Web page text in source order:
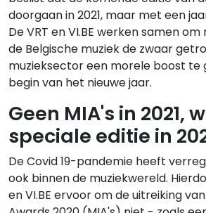
doorgaan in 2021, maar met een
De VRT en VI.BE werken samen
de Belgische muziek de zwaar
muzieksector een morele boost te
begin van het nieuwe jaar.
Geen MIA's in 2021,
speciale editie in
De Covid 19-pandemie heeft
ook binnen de muziekwereld.
en VI.BE ervoor om de uitreiking